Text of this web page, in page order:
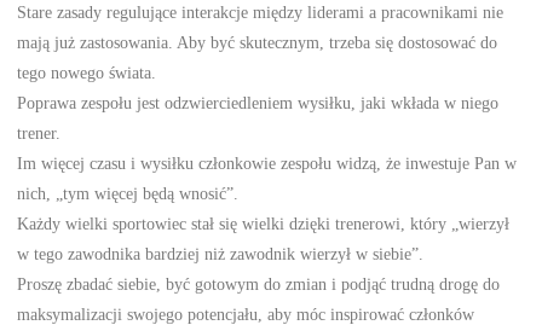
Stare zasady regulujące interakcje między liderami a pracownikami nie
mają już zastosowania. Aby być skutecznym, trzeba się dostosować do
tego nowego świata.
Poprawa zespołu jest odzwierciedleniem wysiłku, jaki wkłada w niego
trener.
Im więcej czasu i wysiłku członkowie zespołu widzą, że inwestuje Pan w
nich, „tym więcej będą wnosić”.
Każdy wielki sportowiec stał się wielki dzięki trenerowi, który „wierzył
w tego zawodnika bardziej niż zawodnik wierzył w siebie”.
Proszę zbadać siebie, być gotowym do zmian i podjąć trudną drogę do
maksymalizacji swojego potencjału, aby móc inspirować członków